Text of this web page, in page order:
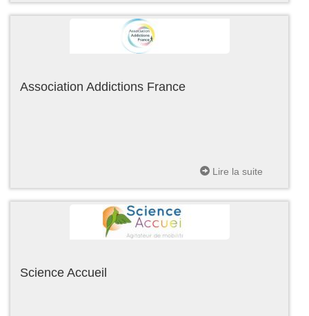
Association Addictions France
Lire la suite
Science Accueil